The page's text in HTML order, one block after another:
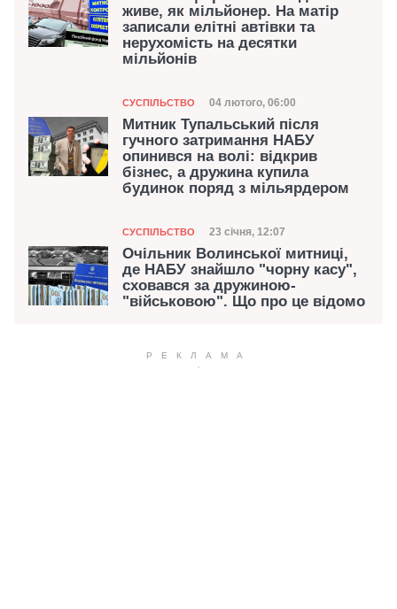
живе, як мільйонер. На матір
записали елітні автівки та
нерухомість на десятки
мільйонів
Категорія
СУСПІЛЬСТВО Дата публікації
04 лютого, 06:00
Митник Тупальський після
гучного затримання НАБУ
опинився на волі: відкрив
бізнес, а дружина купила
будинок поряд з мільярдером
Категорія
СУСПІЛЬСТВО Дата публікації
23 січня, 12:07
Очільник Волинської митниці,
де НАБУ знайшло "чорну касу",
сховався за дружиною-
"військовою". Що про це відомо